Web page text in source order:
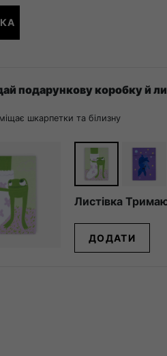
подарункову коробку й
шкарпетки та білизну
Листівка
ДОДАТИ